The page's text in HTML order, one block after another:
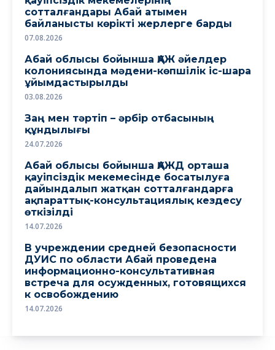
сотталғандары Абай атымен
байланысты көрікті жерлерге барды
07.08.2026
Абай облысы бойынша ҚАЖ әйелдер
колониясында мәдени-көпшілік іс-шара
ұйымдастырылды
03.08.2026
Заң мен тәртіп – әрбір отбасының
құндылығы
24.07.2026
Абай облысы бойынша ҚАЖД орташа
қауіпсіздік мекемесінде босатылуға
дайындалып жатқан сотталғандарға
ақпараттық-консультациялық кездесу
өткізілді
14.07.2026
В учреждении средней безопасности
ДУИС по области Абай проведена
информационно-консультативная
встреча для осужденных, готовящихся
к освобождению
14.07.2026